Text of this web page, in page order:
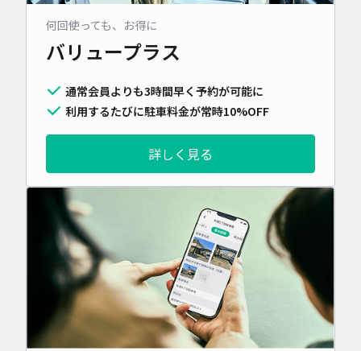
何回使っても、お得に
バリュープラス
通常会員よりも3時間早く予約が可能に
利用するたびに駐車料金が常時10%OFF
詳しく見る